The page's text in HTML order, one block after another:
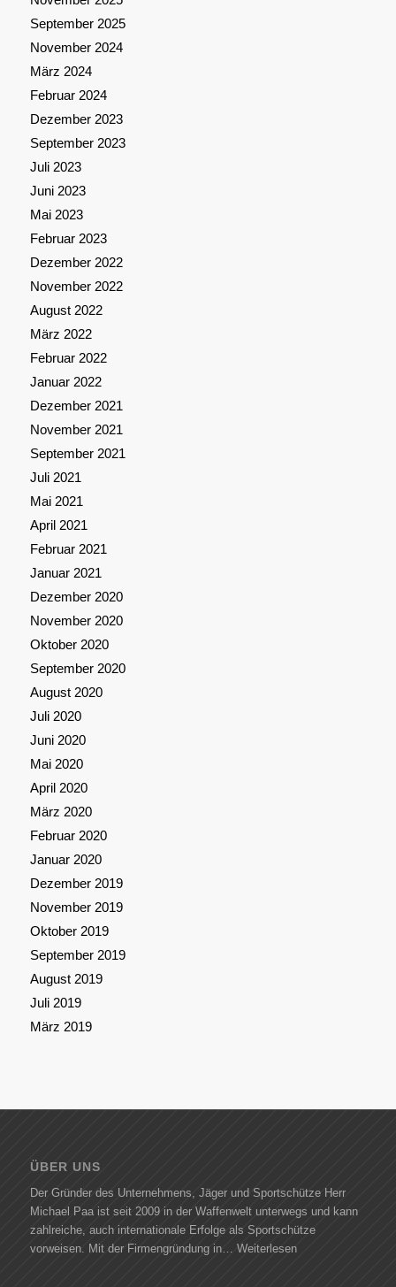
September 2025
November 2024
März 2024
Februar 2024
Dezember 2023
September 2023
Juli 2023
Juni 2023
Mai 2023
Februar 2023
Dezember 2022
November 2022
August 2022
März 2022
Februar 2022
Januar 2022
Dezember 2021
November 2021
September 2021
Juli 2021
Mai 2021
April 2021
Februar 2021
Januar 2021
Dezember 2020
November 2020
Oktober 2020
September 2020
August 2020
Juli 2020
Juni 2020
Mai 2020
April 2020
März 2020
Februar 2020
Januar 2020
Dezember 2019
November 2019
Oktober 2019
September 2019
August 2019
Juli 2019
März 2019
ÜBER UNS
Der Gründer des Unternehmens, Jäger und Sportschütze Herr
Michael Paa ist seit 2009 in der Waffenwelt unterwegs und kann
zahlreiche, auch internationale Erfolge als Sportschütze
vorweisen. Mit der Firmengründung in… Weiterlesen